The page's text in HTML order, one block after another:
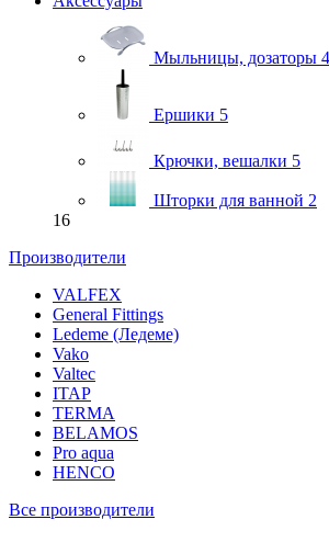
Мыльницы, дозаторы 4
Ершики 5
Крючки, вешалки 5
Шторки для ванной 2
16
Производители
VALFEX
General Fittings
Ledeme (Ледеме)
Vako
Valtec
ITAP
TERMA
BELAMOS
Pro aqua
HENCO
Все производители